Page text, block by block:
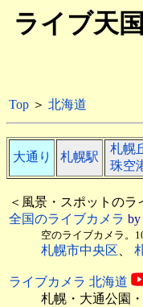
ライブ天
Top ＞ 北海道
大通り 札幌駅
札幌
珠空
＜風景・スポットのラ
全国のライブカメラ by
空のライブカメラ。
札幌市中央区、
ライブカメラ 北海道
札幌・大通公園